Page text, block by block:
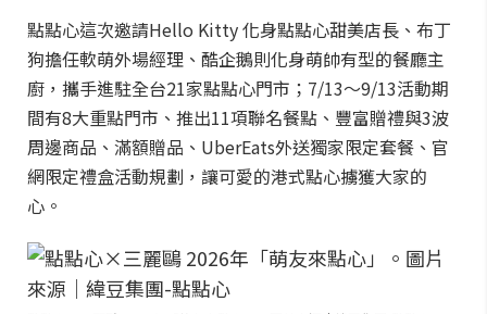
點點心這次邀請Hello Kitty 化身點點心甜美店長、布丁
狗擔任軟萌外場經理、酷企鵝則化身萌帥有型的餐廳主
廚，攜手進駐全台21家點點心門市；7/13～9/13活動期
間有8大重點門市、推出11項聯名餐點、豐富贈禮與3波
周邊商品、滿額贈品、UberEats外送獨家限定套餐、官
網限定禮盒活動規劃，讓可愛的港式點心擄獲大家的
心。